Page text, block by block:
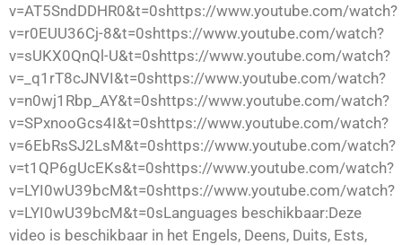
v=AT5SndDDHR0&t=0shttps://www.youtube.com/watch?
v=r0EUU36Cj-8&t=0shttps://www.youtube.com/watch?
v=sUKX0QnQl-U&t=0shttps://www.youtube.com/watch?
v=_q1rT8cJNVI&t=0shttps://www.youtube.com/watch?
v=n0wj1Rbp_AY&t=0shttps://www.youtube.com/watch?
v=SPxnooGcs4I&t=0shttps://www.youtube.com/watch?
v=6EbRsSJ2LsM&t=0shttps://www.youtube.com/watch?
v=t1QP6gUcEKs&t=0shttps://www.youtube.com/watch?
v=LYI0wU39bcM&t=0shttps://www.youtube.com/watch?
v=LYI0wU39bcM&t=0sLanguages beschikbaar:Deze
video is beschikbaar in het Engels, Deens, Duits, Ests,